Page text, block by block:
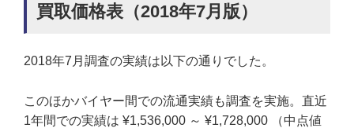
買取価格表（2018年7月版）
2018年7月調査の実績は以下の通りでした。
このほかバイヤー間での流通実績も調査を実施。直近
1年間での実績は ¥1,536,000 ～ ¥1,728,000 （中点値